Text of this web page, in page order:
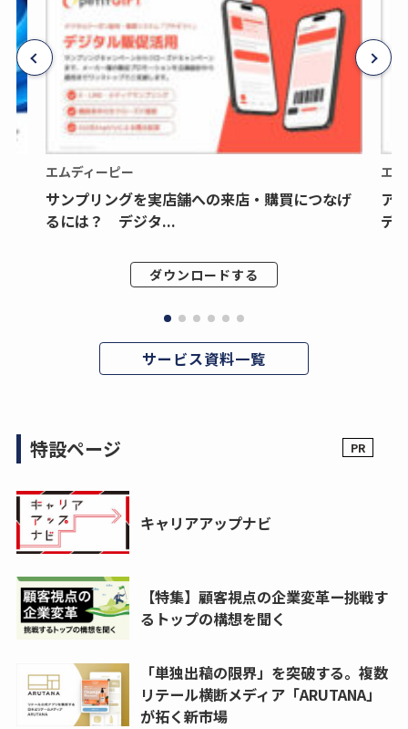
エムディーピー
サンプリングを実店舗への来店・購買につなげ
るには？ デジタ...
ダウンロードする
エ
ア
デ
サービス資料一覧
特設ページ
キャリアアップナビ
【特集】顧客視点の企業変革ー挑戦す
るトップの構想を聞く
「単独出稿の限界」を突破する。複数
リテール横断メディア「ARUTANA」
が拓く新市場